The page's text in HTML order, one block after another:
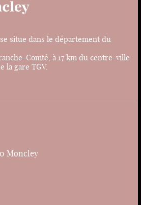
situe dans le département du
Comté, à 17 km du centre-ville
la gare TGV.
Moncley